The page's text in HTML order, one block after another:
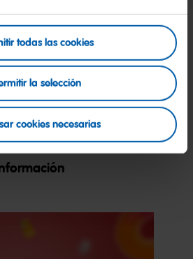
todas las cookies
la selección
cookies necesarias